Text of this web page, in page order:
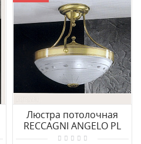
Люстра потолочная
RECCAGNI ANGELO PL
3216/3